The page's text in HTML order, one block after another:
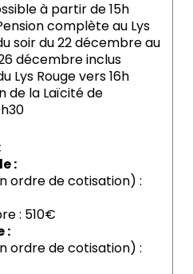
à partir de 15h
complète au Lys
soir du 22 décembre au
décembre inclus
Lys Rouge vers 16h
de la Laïcité de
:
ordre de cotisation) :
: 510€
:
ordre de cotisation) :